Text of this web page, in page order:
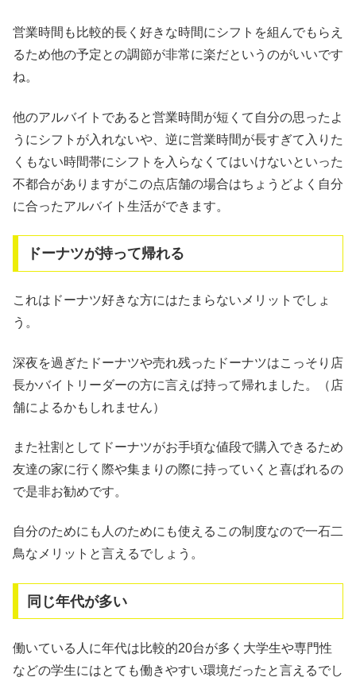
営業時間も比較的長く好きな時間にシフトを組んでもらえ
るため他の予定との調節が非常に楽だというのがいいです
ね。
他のアルバイトであると営業時間が短くて自分の思ったよ
うにシフトが入れないや、逆に営業時間が長すぎて入りた
くもない時間帯にシフトを入らなくてはいけないといった
不都合がありますがこの点店舗の場合はちょうどよく自分
に合ったアルバイト生活ができます。
ドーナツが持って帰れる
これはドーナツ好きな方にはたまらないメリットでしょ
う。
深夜を過ぎたドーナツや売れ残ったドーナツはこっそり店
長かバイトリーダーの方に言えば持って帰れました。（店
舗によるかもしれません）
また社割としてドーナツがお手頃な値段で購入できるため
友達の家に行く際や集まりの際に持っていくと喜ばれるの
で是非お勧めです。
自分のためにも人のためにも使えるこの制度なので一石二
鳥なメリットと言えるでしょう。
同じ年代が多い
働いている人に年代は比較的20台が多く大学生や専門性
などの学生にはとても働きやすい環境だったと言えるでし